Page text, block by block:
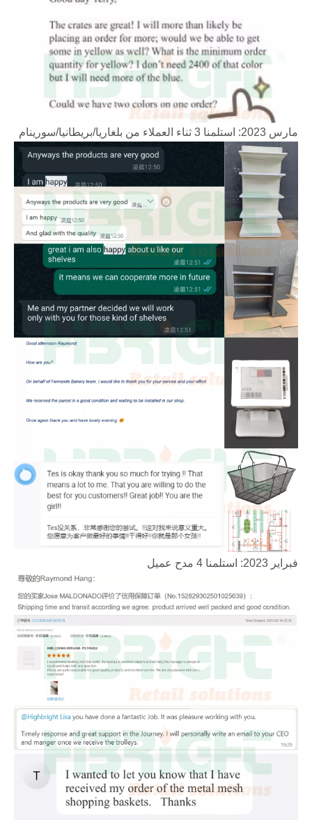
مارس 2023: استلمنا 3 ثناء العملاء من بلغاريا/بريطانيا/سورينام
فبراير 2023: استلمنا 4 مدح عميل